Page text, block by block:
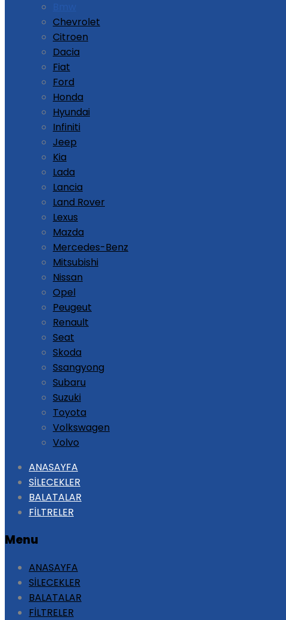
Chevrolet
Citroen
Dacia
Fiat
Ford
Honda
Hyundai
Infiniti
Jeep
Kia
Lada
Lancia
Land Rover
Lexus
Mazda
Mercedes-Benz
Mitsubishi
Nissan
Opel
Peugeut
Renault
Seat
Skoda
Ssangyong
Subaru
Suzuki
Toyota
Volkswagen
Volvo
Skip
content
ANASAYFA
SİLECEKLER
BALATALAR
FİLTRELER
Menu
ANASAYFA
SİLECEKLER
BALATALAR
FİLTRELER